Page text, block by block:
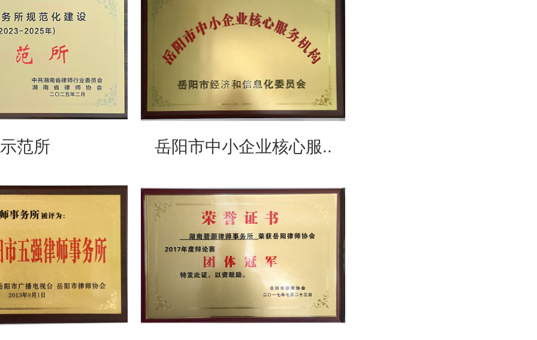
示范所 岳阳市中小企业核心服..